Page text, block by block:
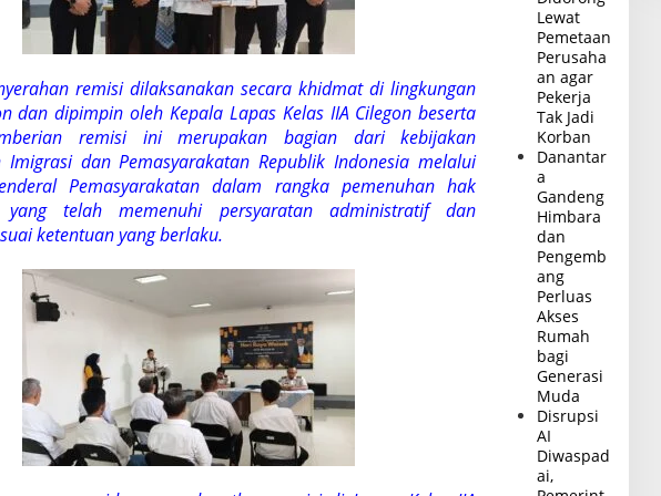
remisi dilaksanakan secara khidmat di lingkungan
dan dipimpin oleh Kepala Lapas Kelas IIA Cilegon beserta
remisi ini merupakan bagian dari kebijakan
Imigrasi dan Pemasyarakatan Republik Indonesia melalui
Pemasyarakatan dalam rangka pemenuhan hak
yang telah memenuhi persyaratan administratif dan
ketentuan yang berlaku.
Lewat
Pemetaan
Perusaha
an agar
Pekerja
Tak Jadi
Korban
Danantar
a
Gandeng
Himbara
dan
Pengemb
ang
Perluas
Akses
Rumah
bagi
Generasi
Muda
Disrupsi
AI
Diwaspad
ai,